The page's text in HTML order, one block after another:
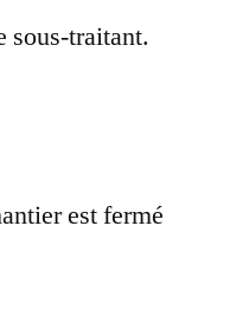
sous-traitant.
est fermé